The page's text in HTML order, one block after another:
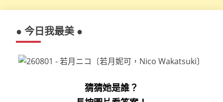
頁
● 今日我最美 ●
猜猜她是誰？